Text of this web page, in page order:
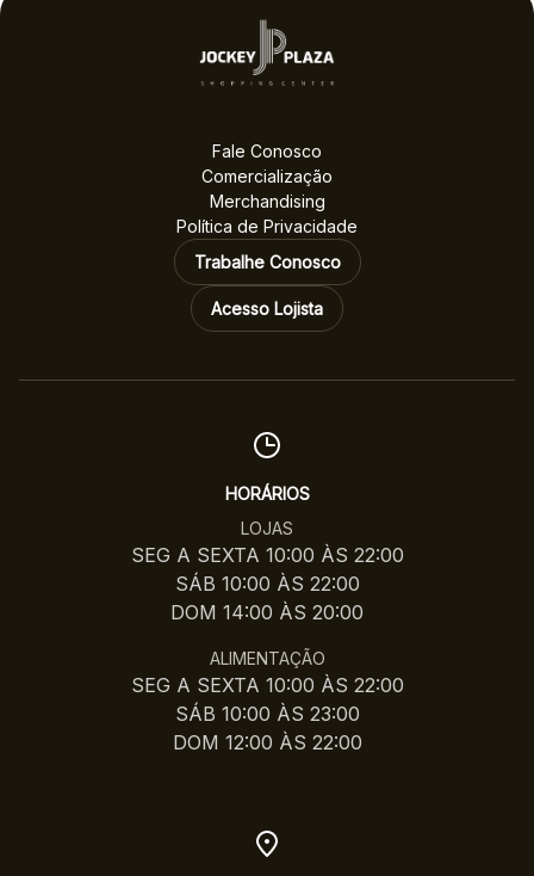
Fale Conosco
Comercialização
Merchandising
Política de Privacidade
Trabalhe Conosco
Acesso Lojista
HORÁRIOS
LOJAS
SEG A SEXTA 10:00 ÀS 22:00
SÁB 10:00 ÀS 22:00
DOM 14:00 ÀS 20:00
ALIMENTAÇÃO
SEG A SEXTA 10:00 ÀS 22:00
SÁB 10:00 ÀS 23:00
DOM 12:00 ÀS 22:00